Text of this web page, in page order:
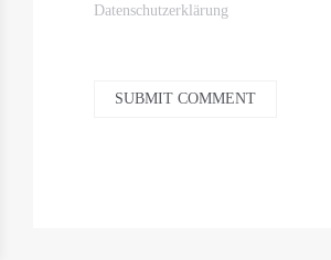
Datenschutzerklärung
SUBMIT COMMENT